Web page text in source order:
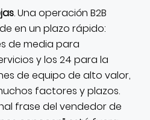
. Una operación B2B
en un plazo rápido:
de media para
y los 24 para la
de equipo de alto valor,
factores y plazos.
frase del vendedor de